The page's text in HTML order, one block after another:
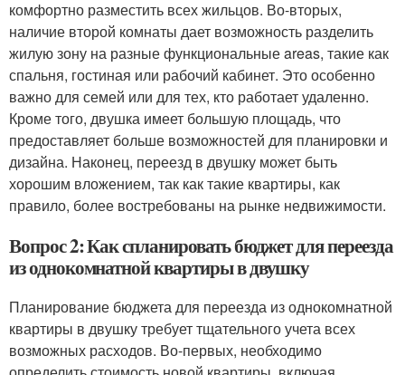
комфортно разместить всех жильцов. Во-вторых,
наличие второй комнаты дает возможность разделить
жилую зону на разные функциональные areas, такие как
спальня, гостиная или рабочий кабинет. Это особенно
важно для семей или для тех, кто работает удаленно.
Кроме того, двушка имеет большую площадь, что
предоставляет больше возможностей для планировки и
дизайна. Наконец, переезд в двушку может быть
хорошим вложением, так как такие квартиры, как
правило, более востребованы на рынке недвижимости.
Вопрос 2: Как спланировать бюджет для переезда
из однокомнатной квартиры в двушку
Планирование бюджета для переезда из однокомнатной
квартиры в двушку требует тщательного учета всех
возможных расходов. Во-первых, необходимо